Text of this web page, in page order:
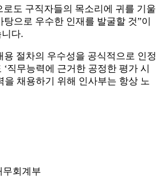
도 구직자들의 목소리에 귀를 기울
으로 우수한 인재를 발굴할 것”이
다.
절차의 우수성을 공식적으로 인정
직무능력에 근거한 공정한 평가 시
을 채용하기 위해 인사부는 항상 노
무회계부